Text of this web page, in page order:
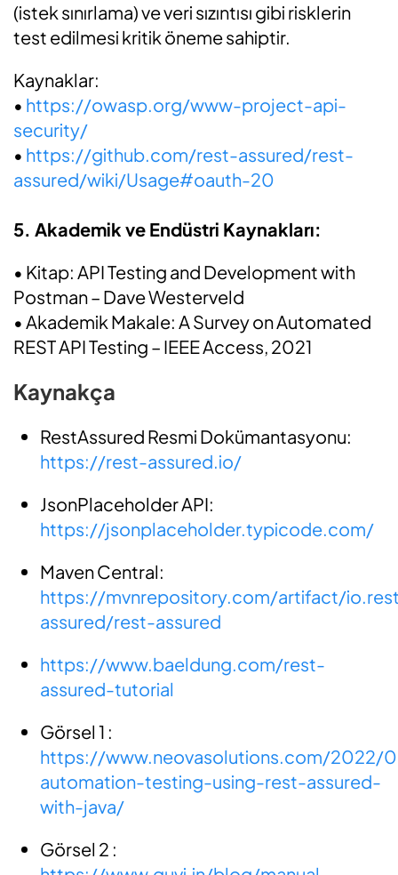
(istek sınırlama) ve veri sızıntısı gibi risklerin
test edilmesi kritik öneme sahiptir.
Kaynaklar:
• https://owasp.org/www-project-api-
security/
• https://github.com/rest-assured/rest-
assured/wiki/Usage#oauth-20
5. Akademik ve Endüstri Kaynakları:
• Kitap: API Testing and Development with
Postman– Dave Westerveld
• Akademik Makale: A Survey on Automated
REST API Testing – IEEE Access, 2021
Kaynakça
RestAssured Resmi Dokümantasyonu:
https://rest-assured.io/
JsonPlaceholder API:
https://jsonplaceholder.typicode.com/
Maven Central:
https://mvnrepository.com/artifact/
assured/rest-assured
https://www.baeldung.com/rest-
assured-tutorial
Görsel 1 :
https://www.neovasolutions.com/2022/
automation-testing-using-rest-assured-
with-java/
Görsel 2 :